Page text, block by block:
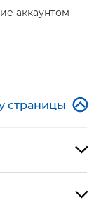
аккаунтом
страницы 

